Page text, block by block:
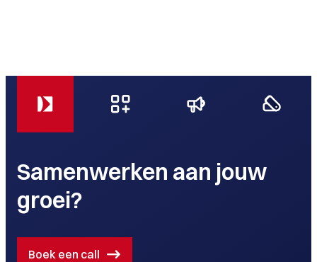
Samenwerken aan jouw
groei?
Boek een call